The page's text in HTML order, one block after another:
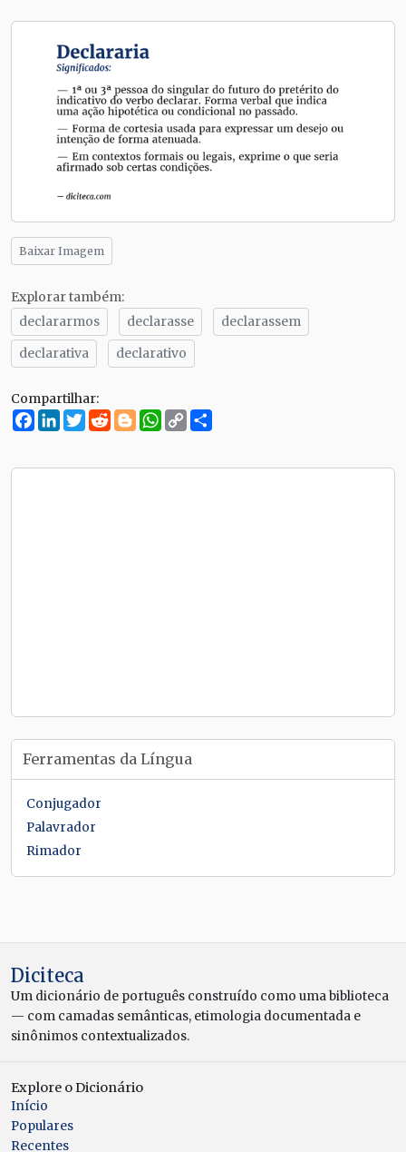
Baixar Imagem
Explorar também:
declararmos
declarasse
declarassem
declarativa
declarativo
Compartilhar:
Facebook
LinkedIn
Twitter
RedditBloggerWhatsApp
Copy
Link
Ferramentas da Língua
Conjugador
Palavrador
Rimador
Diciteca
Um dicionário de português construído como uma biblioteca
— com camadas semânticas, etimologia documentada e
sinônimos contextualizados.
Explore o Dicionário
Início
Populares
Recentes